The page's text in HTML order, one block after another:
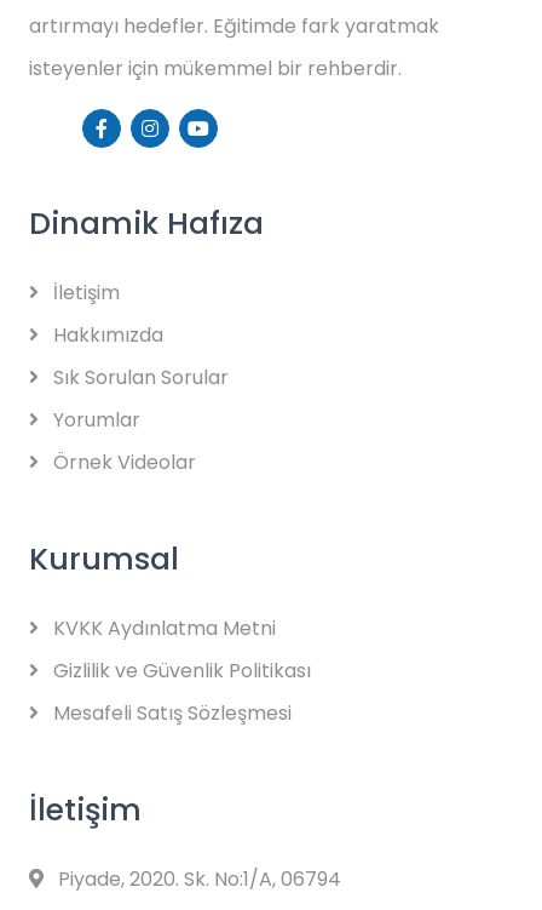
artırmayı hedefler. Eğitimde fark yaratmak
isteyenler için mükemmel bir rehberdir.
Dinamik Hafıza
İletişim
Hakkımızda
Sık Sorulan Sorular
Yorumlar
Örnek Videolar
Kurumsal
KVKK Aydınlatma Metni
Gizlilik ve Güvenlik Politikası
Mesafeli Satış Sözleşmesi
İletişim
Piyade, 2020. Sk. No:1/A, 06794